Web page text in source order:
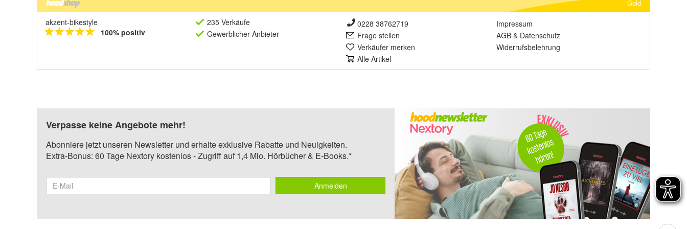
Gold
akzent-bikestyle
100% positiv
235 Verkäufe
Gewerblicher Anbieter
0228 38762719
Frage stellen
Verkäufer merken
Alle Artikel
Impressum
AGB & Datenschutz
Widerrufsbelehrung
Verpasse keine Angebote mehr!
Abonniere jetzt unseren Newsletter und erhalte exklusive Rabatte und Neuigkeiten.
Extra-Bonus: 60 Tage Nextory kostenlos - Zugriff auf 1,4 Mio. Hörbücher & E-Books.*
Anmelden